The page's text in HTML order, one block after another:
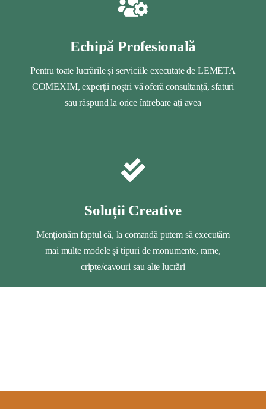
Echipă Profesională
Pentru toate lucrările și serviciile executate de LEMETA
COMEXIM, experții noștri vă oferă consultanță, sfaturi
sau răspund la orice întrebare ați avea
Soluții Creative
Menționăm faptul că, la comandă putem să executăm
mai multe modele și tipuri de monumente, rame,
cripte/cavouri sau alte lucrări